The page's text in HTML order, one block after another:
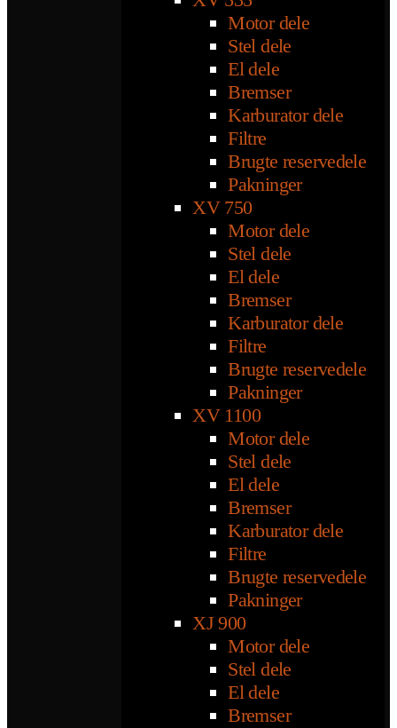
Motor dele
Stel dele
El dele
Bremser
Karburator dele
Filtre
Brugte reservedele
Pakninger
XV 750
Motor dele
Stel dele
El dele
Bremser
Karburator dele
Filtre
Brugte reservedele
Pakninger
XV 1100
Motor dele
Stel dele
El dele
Bremser
Karburator dele
Filtre
Brugte reservedele
Pakninger
XJ 900
Motor dele
Stel dele
El dele
Bremser